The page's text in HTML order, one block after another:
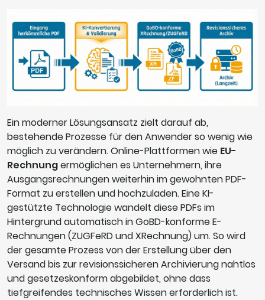
Ein moderner Lösungsansatz zielt darauf ab,
bestehende Prozesse für den Anwender so wenig wie
möglich zu verändern. Online-Plattformen wie EU-
Rechnungermöglichen es Unternehmern, ihre
Ausgangsrechnungen weiterhin im gewohnten PDF-
Format zu erstellen und hochzuladen. Eine KI-
gestützte Technologie wandelt diese PDFs im
Hintergrund automatisch in GoBD-konforme E-
Rechnungen (ZUGFeRD und XRechnung) um. So wird
der gesamte Prozess von der Erstellung über den
Versand bis zur revisionssicheren Archivierung nahtlos
und gesetzeskonform abgebildet, ohne dass
tiefgreifendes technisches Wissen erforderlich ist.